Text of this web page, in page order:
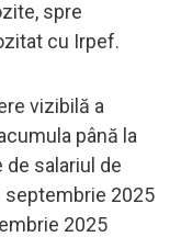
spre
cu Irpef.
vizibilă a
până la
de salariul de
septembrie 2025
2025